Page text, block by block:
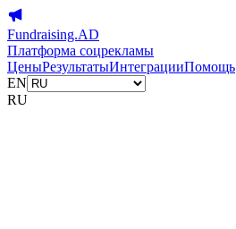
Fundraising.AD
Платформа соцрекламы
ЦеныРезультатыИнтеграцииПомощь
EN
RU